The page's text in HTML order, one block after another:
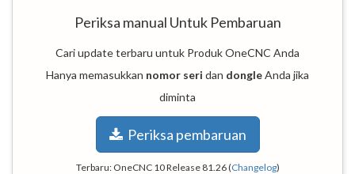
Periksa manual Untuk Pembaruan
Cari update terbaru untuk Produk OneCNC Anda
Hanya memasukkan nomor seri dan dongleAnda jika
diminta
Periksa pembaruan
Terbaru: OneCNC 10 Release 81.26(Changelog)